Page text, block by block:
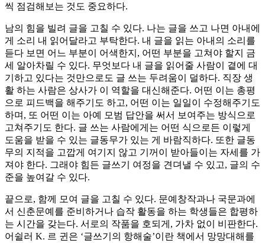
씩 점검해보는 것도 중요하다.
남의 힘을 빌려 글을 고칠 수 있다. 나는 글을 쓰고 나면 아내에
게 소리 내 읽어달라고 부탁한다. 내 글을 읽는 아내의 소리를
듣다 보면 어느 부분이 어색한지, 어떤 부분을 고쳐야 할지 금
세 알아차릴 수 있다. 무엇보다 내 글을 읽어줄 사람이 곁에 대
기하고 있다는 것만으로도 글 쓰는 두려움이 덜하다. 직장 생
활 하는 사람은 상사가 이 역할을 대신해준다. 어떤 이는 총평
으로 피드백을 해주기도 하고, 어떤 이는 일일이 수정해주기도
하며, 또 어떤 이는 아예 모범 답안을 써서 보여주는 방식으로
고쳐주기도 한다. 글 쓰는 사람에게는 어떤 식으로든 이렇게
도움을 받을 수 있는 글동무가 있는 게 바람직하다. 또한 글동
무의 지적을 고깝게 여기지 않고 기꺼이 받아들이는 자세를 가
져야 한다. 그래야 힘든 글쓰기 여정을 견뎌낼 수 있고, 글의 수
준을 높여갈 수 있다.
끝으로, 함께 모여 글을 고칠 수 있다. 문예창작과나 국문과에
서 신춘문예를 준비하거나 습작 활동을 하는 학생들은 합평하
는 시간을 갖는다. 서로의 작품을 호되게, 가차 없이 비판한다.
어쉴러 K. 르 귄은 ‘글쓰기의 항해술’이란 책에서 망망대해를